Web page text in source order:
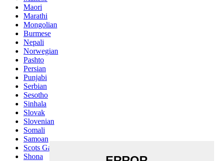
Maori
Marathi
Mongolian
Burmese
Nepali
Norwegian
Pashto
Persian
Punjabi
Serbian
Sesotho
Sinhala
Slovak
Slovenian
Somali
Samoan
Scots Gaelic
Shona